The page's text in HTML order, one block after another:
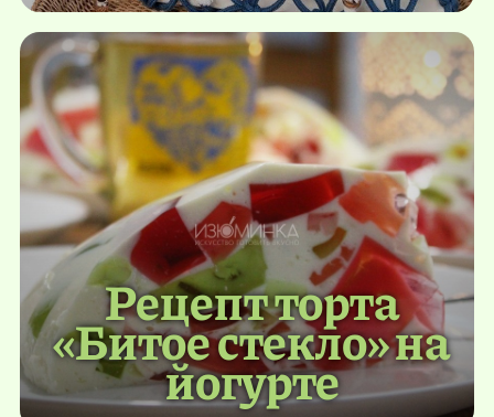
Рецепт торта
«Битое стекло» на
йогурте